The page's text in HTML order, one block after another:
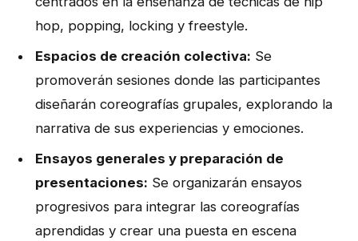
hop, popping, locking y freestyle.
Espacios de creación colectiva: Se
promoverán sesiones donde las participantes
diseñarán coreografías grupales, explorando la
narrativa de sus experiencias y emociones.
Ensayos generales y preparación de
presentaciones: Se organizarán ensayos
progresivos para integrar las coreografías
aprendidas y crear una puesta en escena